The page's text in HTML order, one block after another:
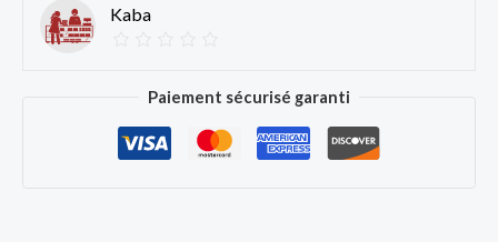
Kaba
Paiement sécurisé garanti